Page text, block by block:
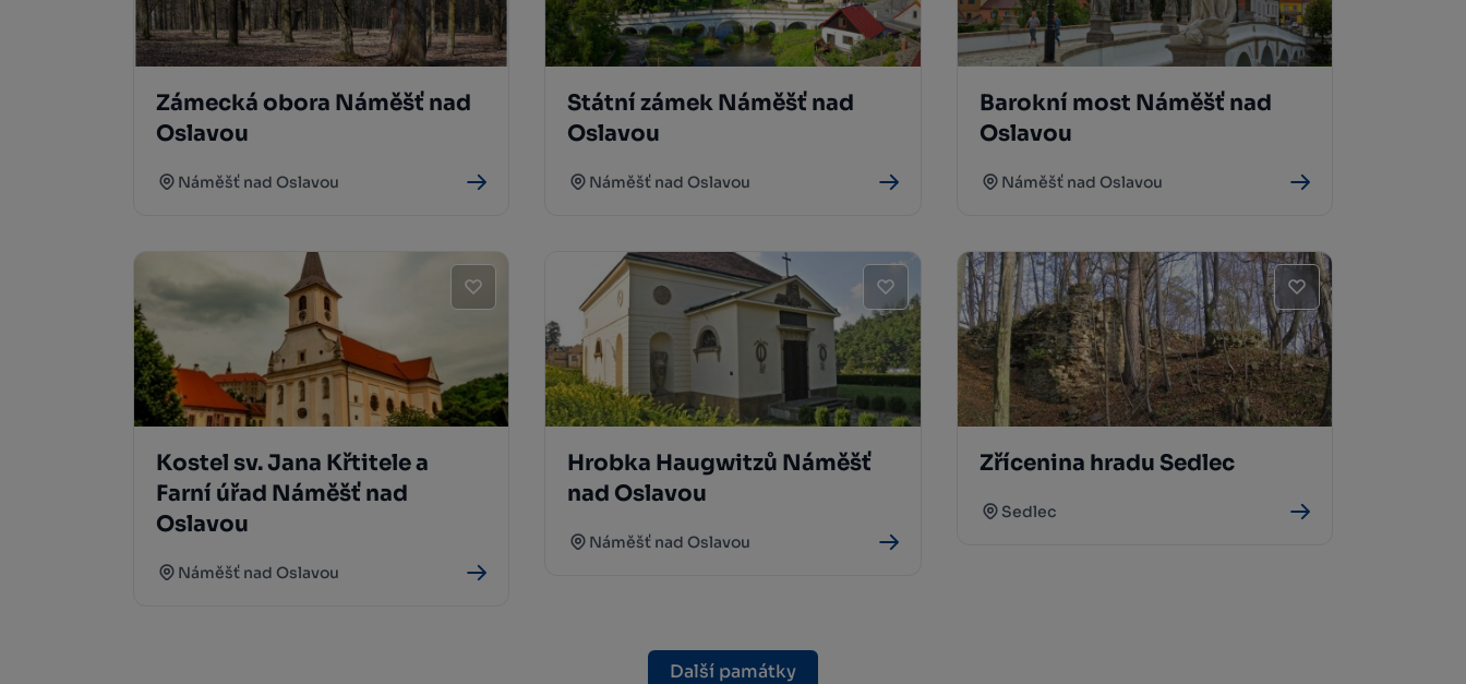
Zámecká obora Náměšť nad
Oslavou
Náměšť nad Oslavou
Státní zámek Náměšť nad
Oslavou
Náměšť nad Oslavou
Barokní most Náměšť nad
Oslavou
Náměšť nad Oslavou
Kostel sv. Jana Křtitele a
Farní úřad Náměšť nad
Oslavou
Náměšť nad Oslavou
Hrobka Haugwitzů Náměšť
nad Oslavou
Náměšť nad Oslavou
Zřícenina hradu Sedlec
Sedlec
Další památky